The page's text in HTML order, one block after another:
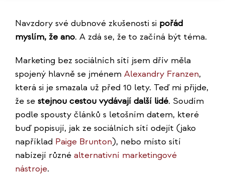
Navzdory své dubnové zkušenosti si pořád
myslím, že ano. A zdá se, že to začíná být téma.
Marketing bez sociálních sítí jsem dřív měla
spojený hlavně se jménem Alexandry Franzen,
která si je smazala už před 10 lety. Teď mi přijde,
že se stejnou cestou vydávají další lidé. Soudím
podle spousty článků s letošním datem, které
buď popisují, jak ze sociálních sítí odejít (jako
například Paige Brunton), nebo místo sítí
nabízejí různéalternativní marketingové
nástroje.